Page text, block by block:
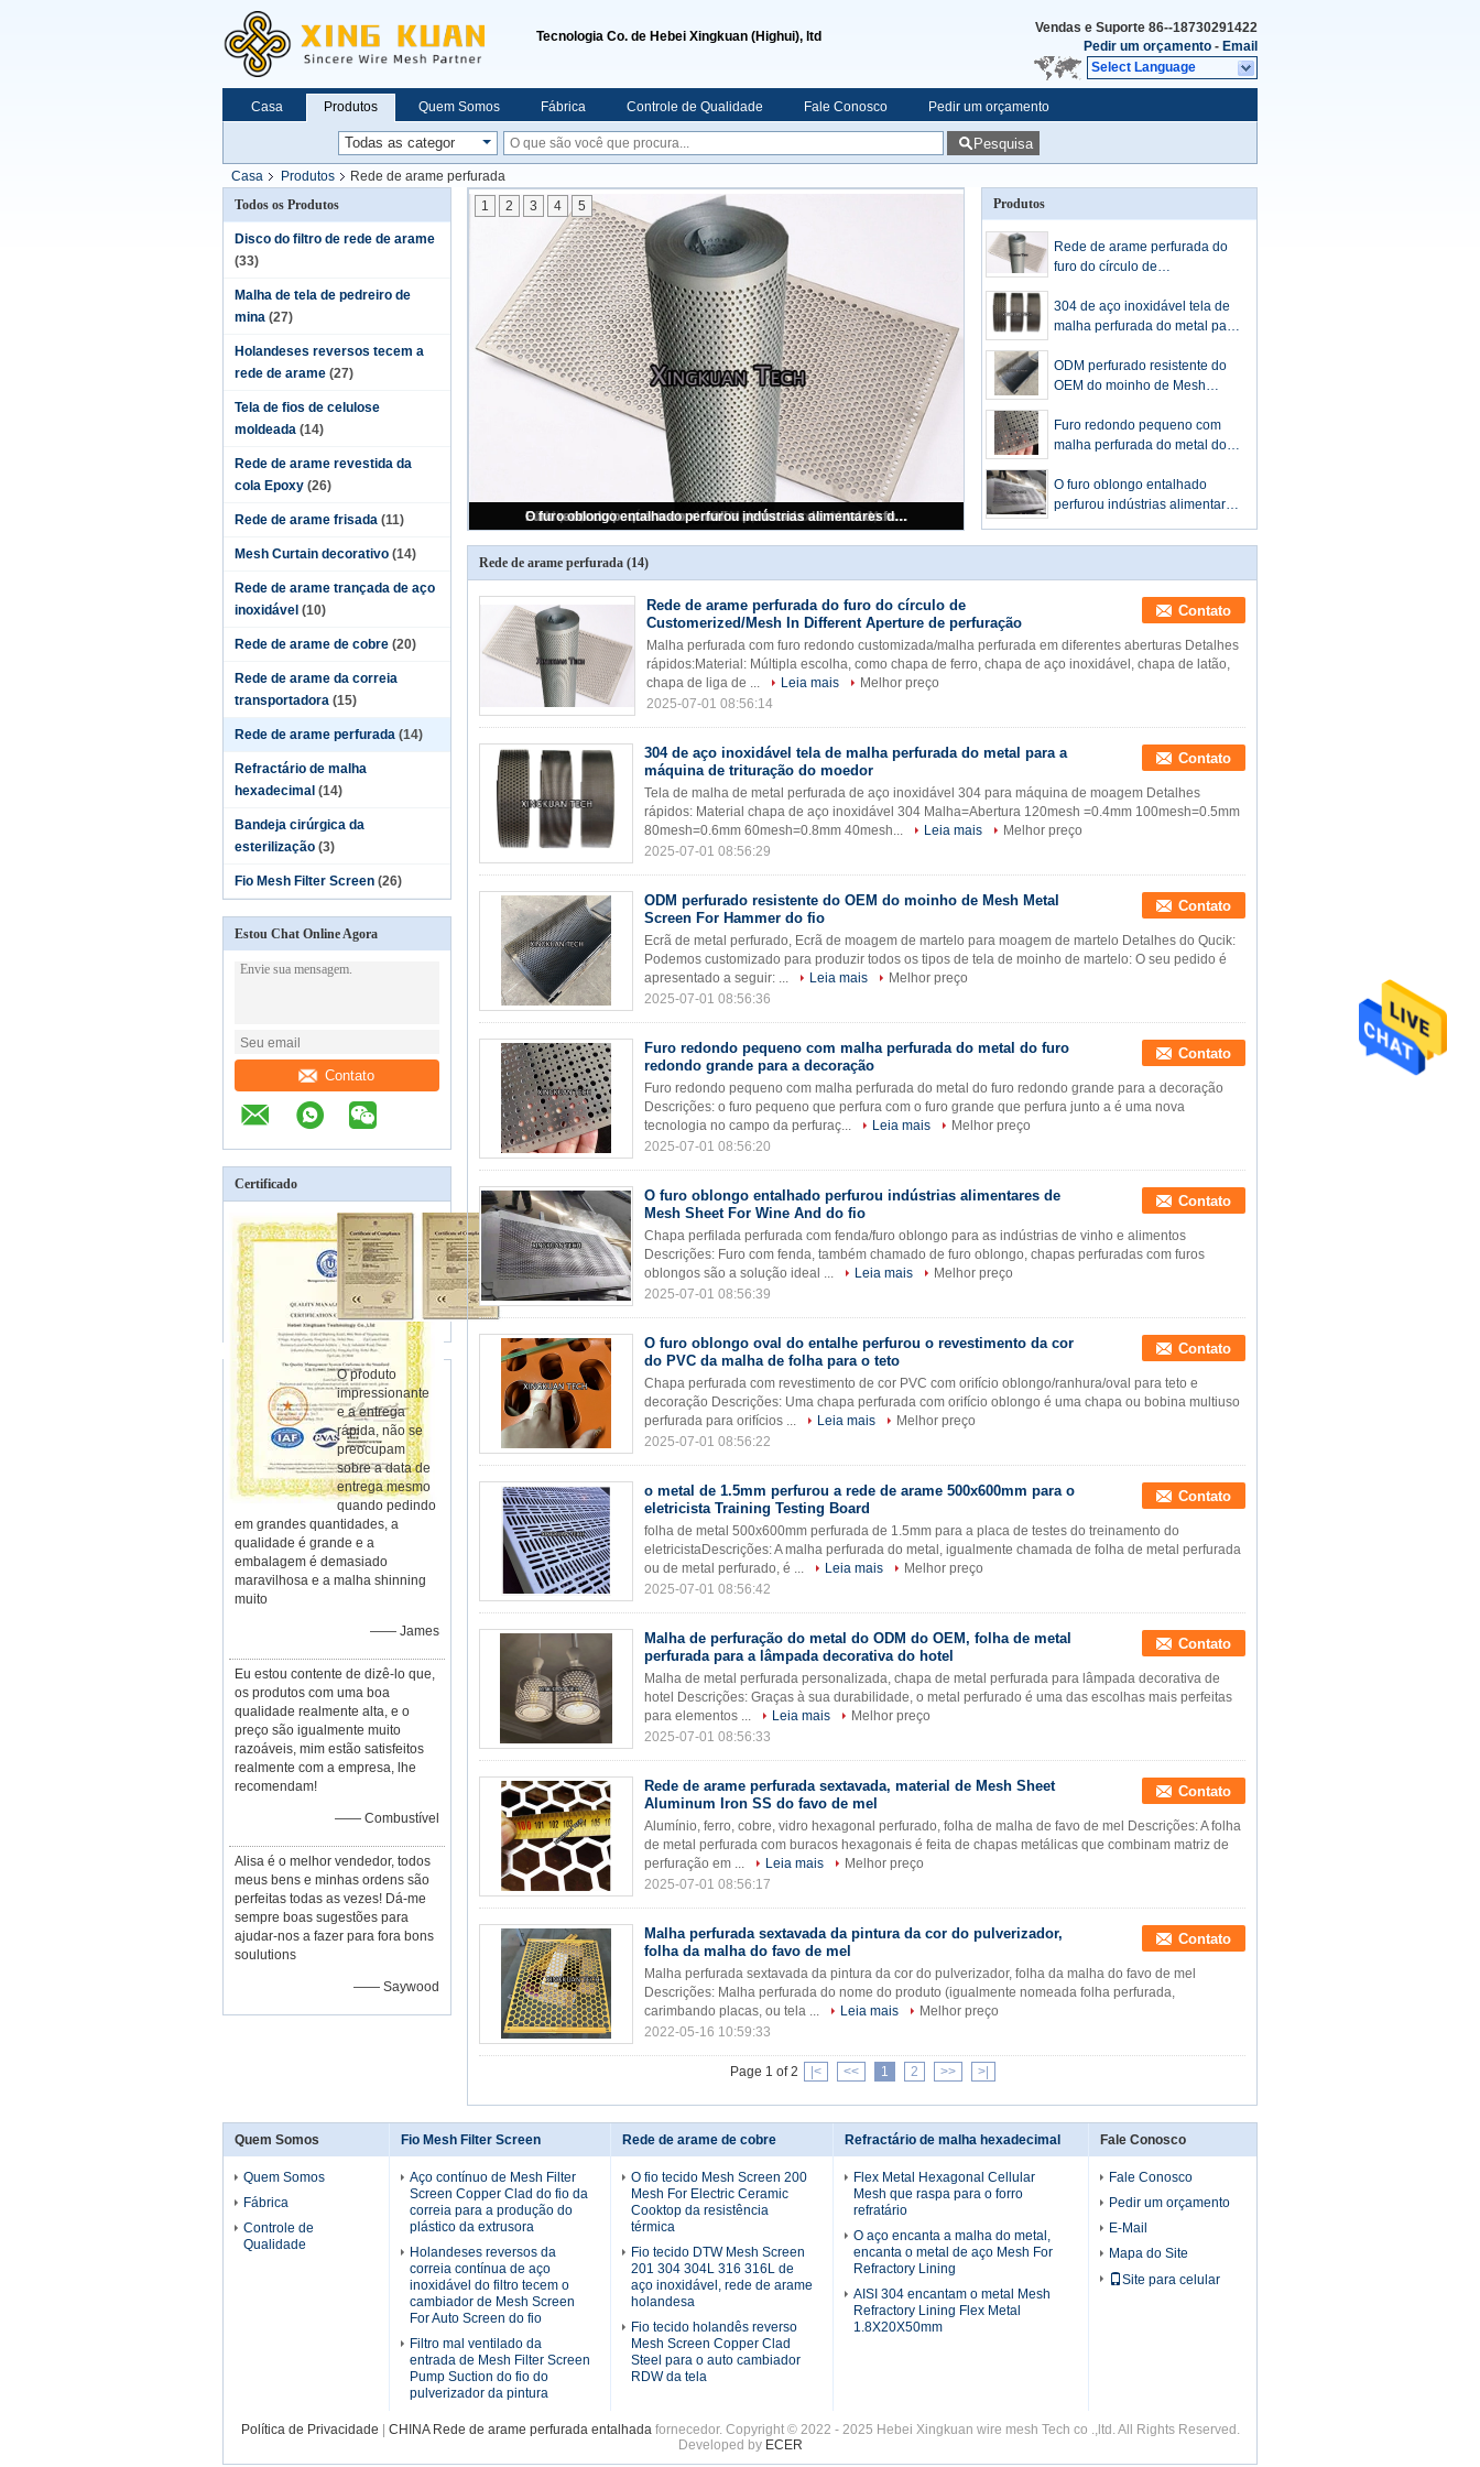
Tecnologia Co. de Hebei Xingkuan (Highui), ltd
Vendas e Suporte 86--18730291422
Pedir um orçamento - Email
Select Language
Casa Produtos Quem Somos Fábrica Controle de Qualidade Fale Conosco Pedir um orçamento
Pesquisa
Casa Produtos
Rede de arame perfurada
Todos os Produtos
Disco do filtro de rede de arame
(33)
Malha de tela de pedreiro de
mina (27)
Holandeses reversos tecem a
rede de arame (27)
Tela de fios de celulose
moldeada (14)
Rede de arame revestida da
cola Epoxy (26)
Rede de arame frisada (11)
Mesh Curtain decorativo (14)
Rede de arame trançada de aço
inoxidável (10)
Rede de arame de cobre (20)
Rede de arame da correia
transportadora (15)
Rede de arame perfurada (14)
Refractário de malha
hexadecimal (14)
Bandeja cirúrgica da
esterilização (3)
Fio Mesh Filter Screen (26)
Estou Chat Online Agora
Contato
Certificado
O produto
impressionante
e a entrega
rápida, não se
preocupam
sobre a data de
entrega mesmo
quando pedindo
em grandes quantidades, a
qualidade é grande e a
embalagem é demasiado
maravilhosa e a malha shinning
muito
—— James
Eu estou contente de dizê-lo que,
os produtos com uma boa
qualidade realmente alta, e o
preço são igualmente muito
razoáveis, mim estão satisfeitos
realmente com a empresa, lhe
recomendam!
—— Combustível
Alisa é o melhor vendedor, todos
meus bens e minhas ordens são
perfeitas todas as vezes! Dá-me
sempre boas sugestões para
ajudar-nos a fazer para fora bons
soulutions
—— Saywood
Rede de arame perfurada do furo do círculo de Customerized/Mesh In Different Aperture de perfuração
1 2 3 4 5 Produtos
Rede de arame perfurada do
furo do círculo de
Different Aperture de
perfuração
304 de aço inoxidável tela de
malha perfurada do metal para
moedor
ODM perfurado resistente do
OEM do moinho de Mesh
fio
Furo redondo pequeno com
malha perfurada do metal do
decoração
O furo oblongo entalhado
perfurou indústrias alimentares
do fio
Rede de arame perfurada (14)
Rede de arame perfurada do furo do círculo de
Customerized/Mesh In Different Aperture de perfuração
Contato
Malha perfurada com furo redondo customizada/malha perfurada em diferentes aberturas Detalhes
rápidos:Material: Múltipla escolha, como chapa de ferro, chapa de aço inoxidável, chapa de latão,
chapa de liga de ...
Leia mais
Melhor preço
2025-07-01 08:56:14
304 de aço inoxidável tela de malha perfurada do metal para a
máquina de trituração do moedor
Contato
Tela de malha de metal perfurada de aço inoxidável 304 para máquina de moagem Detalhes
rápidos: Material chapa de aço inoxidável 304 Malha=Abertura 120mesh =0.4mm 100mesh=0.5mm
80mesh=0.6mm 60mesh=0.8mm 40mesh...
Leia mais
Melhor preço
2025-07-01 08:56:29
ODM perfurado resistente do OEM do moinho de Mesh Metal
Screen For Hammer do fio
Contato
Ecrã de metal perfurado, Ecrã de moagem de martelo para moagem de martelo Detalhes do Qucik:
Podemos customizado para produzir todos os tipos de tela de moinho de martelo: O seu pedido é
apresentado a seguir: ...
Leia mais
Melhor preço
2025-07-01 08:56:36
Furo redondo pequeno com malha perfurada do metal do furo
redondo grande para a decoração
Contato
Furo redondo pequeno com malha perfurada do metal do furo redondo grande para a decoração
Descrições: o furo pequeno que perfura com o furo grande que perfura junto a é uma nova
tecnologia no campo da perfuraç...
Leia mais
Melhor preço
2025-07-01 08:56:20
O furo oblongo entalhado perfurou indústrias alimentares de
Mesh Sheet For Wine And do fio
Contato
Chapa perfilada perfurada com fenda/furo oblongo para as indústrias de vinho e alimentos
Descrições: Furo com fenda, também chamado de furo oblongo, chapas perfuradas com furos
oblongos são a solução ideal ...
Leia mais
Melhor preço
2025-07-01 08:56:39
O furo oblongo oval do entalhe perfurou o revestimento da cor
do PVC da malha de folha para o teto
Contato
Chapa perfurada com revestimento de cor PVC com orifício oblongo/ranhura/oval para teto e
decoração Descrições: Uma chapa perfurada com orifício oblongo é uma chapa ou bobina multiuso
perfurada para orifícios ...
Leia mais
Melhor preço
2025-07-01 08:56:22
o metal de 1.5mm perfurou a rede de arame 500x600mm para o
eletricista Training Testing Board
Contato
folha de metal 500x600mm perfurada de 1.5mm para a placa de testes do treinamento do
eletricistaDescrições: A malha perfurada do metal, igualmente chamada de folha de metal perfurada
ou de metal perfurado, é ...
Leia mais
Melhor preço
2025-07-01 08:56:42
Malha de perfuração do metal do ODM do OEM, folha de metal
perfurada para a lâmpada decorativa do hotel
Contato
Malha de metal perfurada personalizada, chapa de metal perfurada para lâmpada decorativa de
hotel Descrições: Graças à sua durabilidade, o metal perfurado é uma das escolhas mais perfeitas
para elementos ...
Leia mais
Melhor preço
2025-07-01 08:56:33
Rede de arame perfurada sextavada, material de Mesh Sheet
Aluminum Iron SS do favo de mel
Contato
Alumínio, ferro, cobre, vidro hexagonal perfurado, folha de malha de favo de mel Descrições: A folha
de metal perfurada com buracos hexagonais é feita de chapas metálicas que combinam matriz de
perfuração em ...
Leia mais
Melhor preço
2025-07-01 08:56:17
Malha perfurada sextavada da pintura da cor do pulverizador,
folha da malha do favo de mel
Contato
Malha perfurada sextavada da pintura da cor do pulverizador, folha da malha do favo de mel
Descrições: Malha perfurada do nome do produto (igualmente nomeada folha perfurada,
carimbando placas, ou tela ...
Leia mais
Melhor preço
2022-05-16 10:59:33
Page 1 of 2 |< << 1 2 >> >|
Quem Somos
Quem Somos
Fábrica
Controle de
Qualidade
Fio Mesh Filter Screen
Aço contínuo de Mesh Filter
Screen Copper Clad do fio da
correia para a produção do
plástico da extrusora
Holandeses reversos da
correia contínua de aço
inoxidável do filtro tecem o
cambiador de Mesh Screen
For Auto Screen do fio
Filtro mal ventilado da
entrada de Mesh Filter Screen
Pump Suction do fio do
pulverizador da pintura
Rede de arame de cobre
O fio tecido Mesh Screen 200
Mesh For Electric Ceramic
Cooktop da resistência
térmica
Fio tecido DTW Mesh Screen
201 304 304L 316 316L de
aço inoxidável, rede de arame
holandesa
Fio tecido holandês reverso
Mesh Screen Copper Clad
Steel para o auto cambiador
RDW da tela
Refractário de malha hexadecimal
Flex Metal Hexagonal Cellular
Mesh que raspa para o forro
refratário
O aço encanta a malha do metal,
encanta o metal de aço Mesh For
Refractory Lining
AISI 304 encantam o metal Mesh
Refractory Lining Flex Metal
1.8X20X50mm
Fale Conosco
Fale Conosco
Pedir um orçamento
E-Mail
Mapa do Site
Site para celular
Política de Privacidade CHINA Rede de arame perfurada entalhadafornecedor. Copyright © 2022 - 2025 Hebei Xingkuan wire mesh Tech co .,ltd. All Rights Reserved.
Developed by ECER